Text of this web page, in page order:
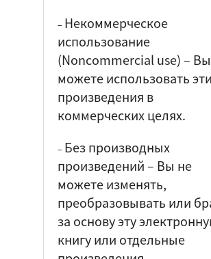
– Некоммерческое
использование
(Noncommercial use)–
можете использовать эти
произведения в
коммерческих целях.
– Без производных
произведений– Вы не
можете изменять,
преобразовывать или
за основу эту
книгу или отдельные